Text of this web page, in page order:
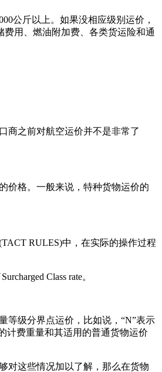
公斤以上。如果没相应级别运价，
用、燃油附加费、各类货运险和通
之前对航空运价并不是非常了
格。一般来说，特种货物运价的
RULES)中，在实际的操作过程
Class rate。
级分界点运价，比如说，“N”表示
计费重量和其适用的普通货物运价
这些情况加以了解，那么在货物